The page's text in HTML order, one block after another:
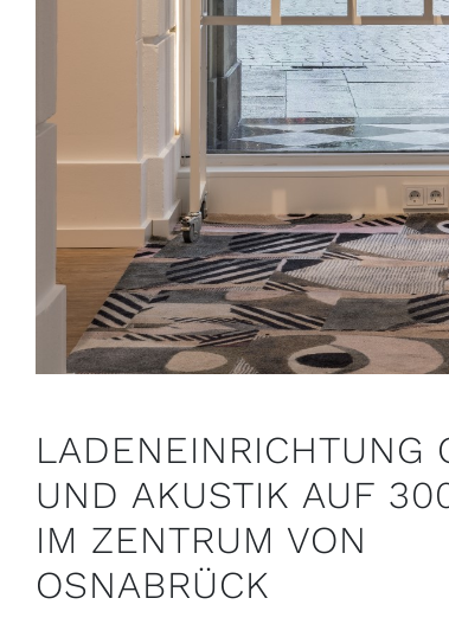
LADENEINRICHTUNG
UND AKUSTIK AUF
IM ZENTRUM VON
OSNABRÜCK